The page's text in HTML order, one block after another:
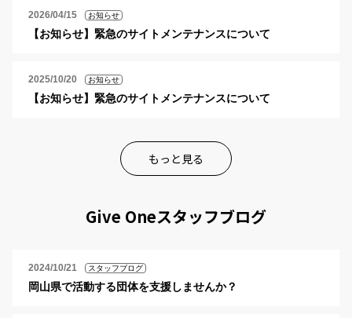
2026/04/15 お知らせ
【お知らせ】緊急のサイトメンテナンスについて
2025/10/20 お知らせ
【お知らせ】緊急のサイトメンテナンスについて
もっと見る
Give Oneスタッフブログ
2024/10/21 スタッフブログ
岡山県で活動する団体を支援しませんか？